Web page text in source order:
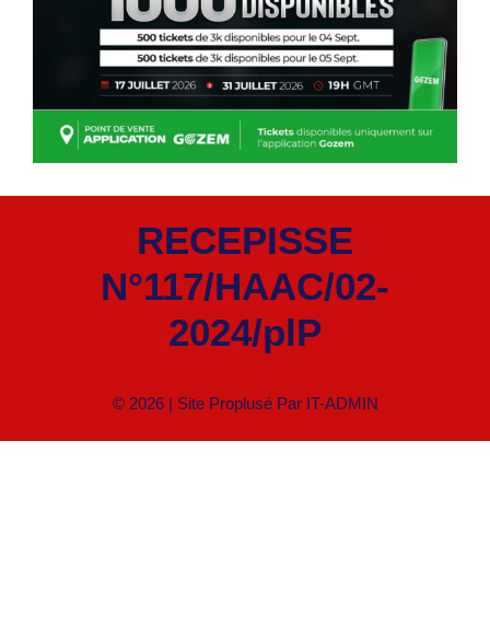
RECEPISSE
N°117/HAAC/02-
2024/plP
© 2026 | Site Proplusé Par IT-ADMIN